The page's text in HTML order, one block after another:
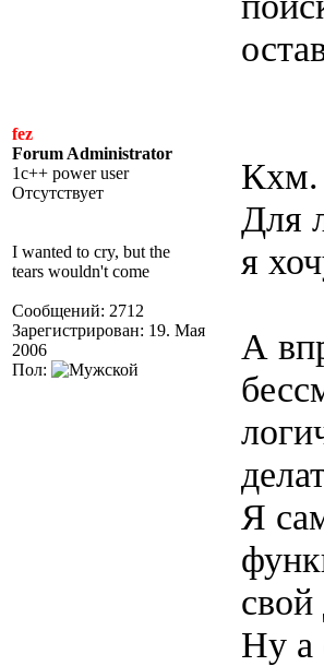
fez
Forum Administrator
1c++ power user
Отсутствует
I wanted to cry, but the
tears wouldn't come
Сообщений: 2712
Зарегистрирован: 19. Мая
2006
Пол:
Кхм.
Для
я
А
Я
Ну а